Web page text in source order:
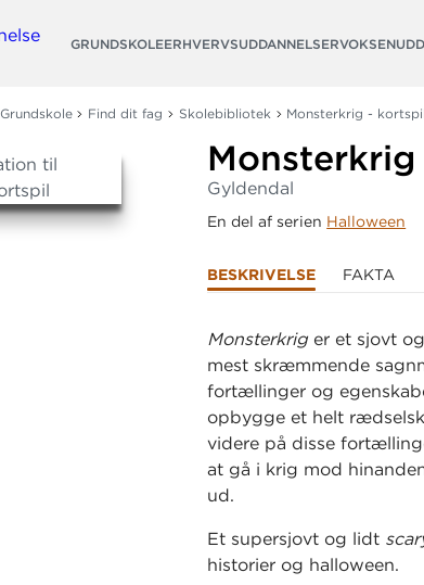
GRUNDSKOLEERHVERVSUDDANNELSER
Grundskole Find dit fag Skolebibliotek Monsterkrig - kortspil
Gyldendal
En del af serien Halloween
BESKRIVELSE FAKTA
Monsterkrig er et sjovt
mest skræmmende
fortællinger og
opbygge et helt
videre på disse
at gå i krig mod
ud.
Et supersjovt og lidt
historier og halloween.